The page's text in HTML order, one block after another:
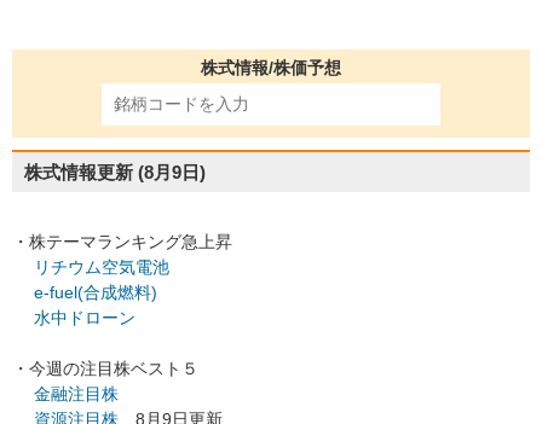
株式情報/株価予想
株式情報更新 (8月9日)
・株テーマランキング急上昇
リチウム空気電池
e-fuel(合成燃料)
水中ドローン
・今週の注目株ベスト５
金融注目株
資源注目株 8月9日更新